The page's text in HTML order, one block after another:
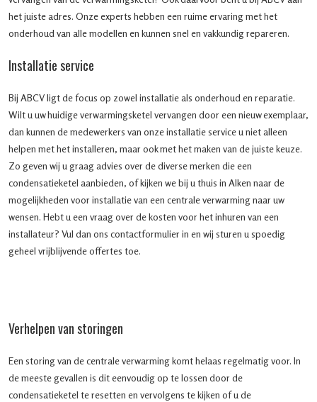
het juiste adres. Onze experts hebben een ruime ervaring met het
onderhoud van alle modellen en kunnen snel en vakkundig repareren.
Installatie service
Bij ABCV ligt de focus op zowel installatie als onderhoud en reparatie.
Wilt u uw huidige verwarmingsketel vervangen door een nieuw exemplaar,
dan kunnen de medewerkers van onze installatie service u niet alleen
helpen met het installeren, maar ook met het maken van de juiste keuze.
Zo geven wij u graag advies over de diverse merken die een
condensatieketel aanbieden, of kijken we bij u thuis in Alken naar de
mogelijkheden voor installatie van een centrale verwarming naar uw
wensen. Hebt u een vraag over de kosten voor het inhuren van een
installateur? Vul dan ons contactformulier in en wij sturen u spoedig
geheel vrijblijvende offertes toe.
Verhelpen van storingen
Een storing van de centrale verwarming komt helaas regelmatig voor. In
de meeste gevallen is dit eenvoudig op te lossen door de
condensatieketel te resetten en vervolgens te kijken of u de